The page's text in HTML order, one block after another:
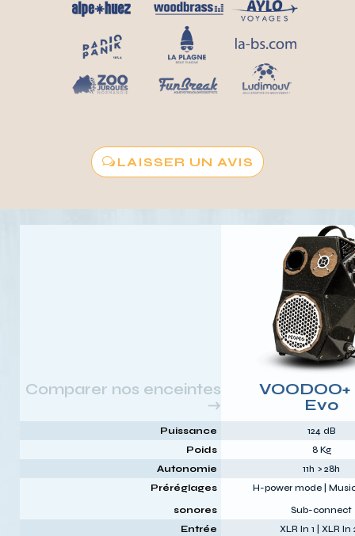
LAISSER UN AVIS
Comparer nos enceintes
→
Puissance
Poids
Autonomie
Préréglages
sonores
Entrée
VOODOO+
Evo
124 dB
8 Kg
11h > 28h
H-power mode |
Sub-connect
XLR In 1 | XLR In